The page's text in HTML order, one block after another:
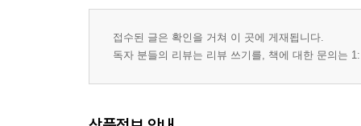
접수된 글은 확인을 거쳐 이 곳에 게재됩니다.
독자 분들의 리뷰는 리뷰 쓰기를, 책에 대한 문의는